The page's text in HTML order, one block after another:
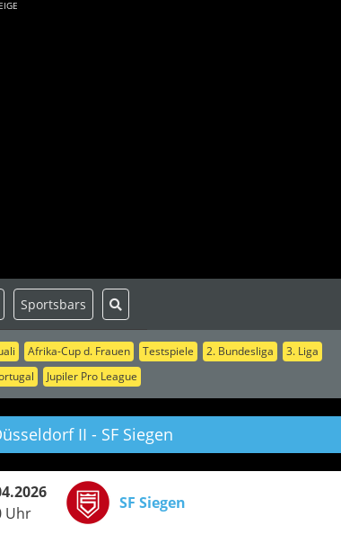
Afrika-Cup d. Frauen Testspiele 2. Bundesliga
3. Liga
Jupiler Pro League
Sportsbars
II - SF Siegen
Uhr
SF Siegen